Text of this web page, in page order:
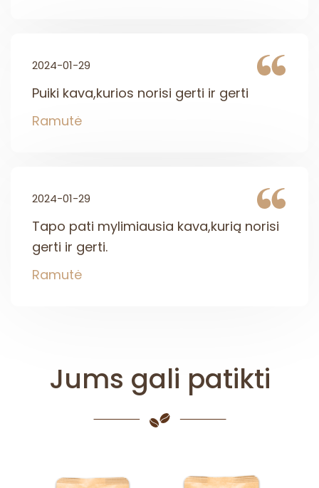
2024-01-29
Puiki kava,kurios norisi gerti ir gerti
Ramutė
2024-01-29
Tapo pati mylimiausia kava,kurią norisi
gerti ir gerti.
Ramutė
Jums gali patikti